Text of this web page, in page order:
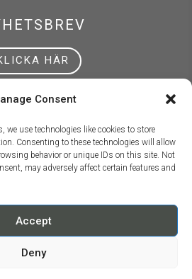
Consent
we use technologies like cookies to store
Consenting to these technologies will allow
behavior or unique IDs on this site. Not
may adversely affect certain features and
Accept
Deny
HÄR
603-2288
123-181 28 74
2026 | skapad av Avoda